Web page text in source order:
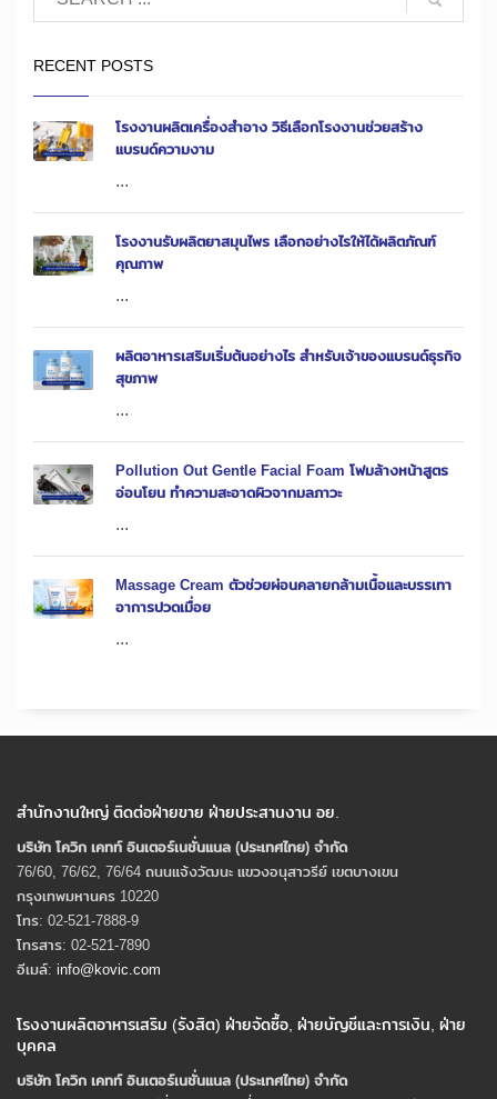
RECENT POSTS
โรงงานผลิตเครื่องสำอาง วิธีเลือกโรงงานช่วยสร้าง
แบรนด์ความงาม
...
โรงงานรับผลิตยาสมุนไพร เลือกอย่างไรให้ได้ผลิตภัณฑ์
คุณภาพ
...
ผลิตอาหารเสริมเริ่มต้นอย่างไร สำหรับเจ้าของแบรนด์ธุรกิจ
สุขภาพ
...
Pollution Out Gentle Facial Foam โฟมล้างหน้าสูตร
อ่อนโยน ทำความสะอาดผิวจากมลภาวะ
...
Massage Cream ตัวช่วยผ่อนคลายกล้ามเนื้อและบรรเทา
อาการปวดเมื่อย
...
สำนักงานใหญ่ ติดต่อฝ่ายขาย ฝ่ายประสานงาน อย.
บริษัท โควิก เคทท์ อินเตอร์เนชั่นแนล (ประเทศไทย) จํากัด
76/60, 76/62, 76/64 ถนนแจ้งวัฒนะ แขวงอนุสาวรีย์ เขตบางเขน
กรุงเทพมหานคร 10220
โทร: 02-521-7888-9
โทรสาร: 02-521-7890
อีเมล์: info@kovic.com
โรงงานผลิตอาหารเสริม (รังสิต) ฝ่ายจัดซื้อ, ฝ่ายบัญชีและการเงิน, ฝ่าย
บุคคล
บริษัท โควิก เคทท์ อินเตอร์เนชั่นแนล (ประเทศไทย) จํากัด